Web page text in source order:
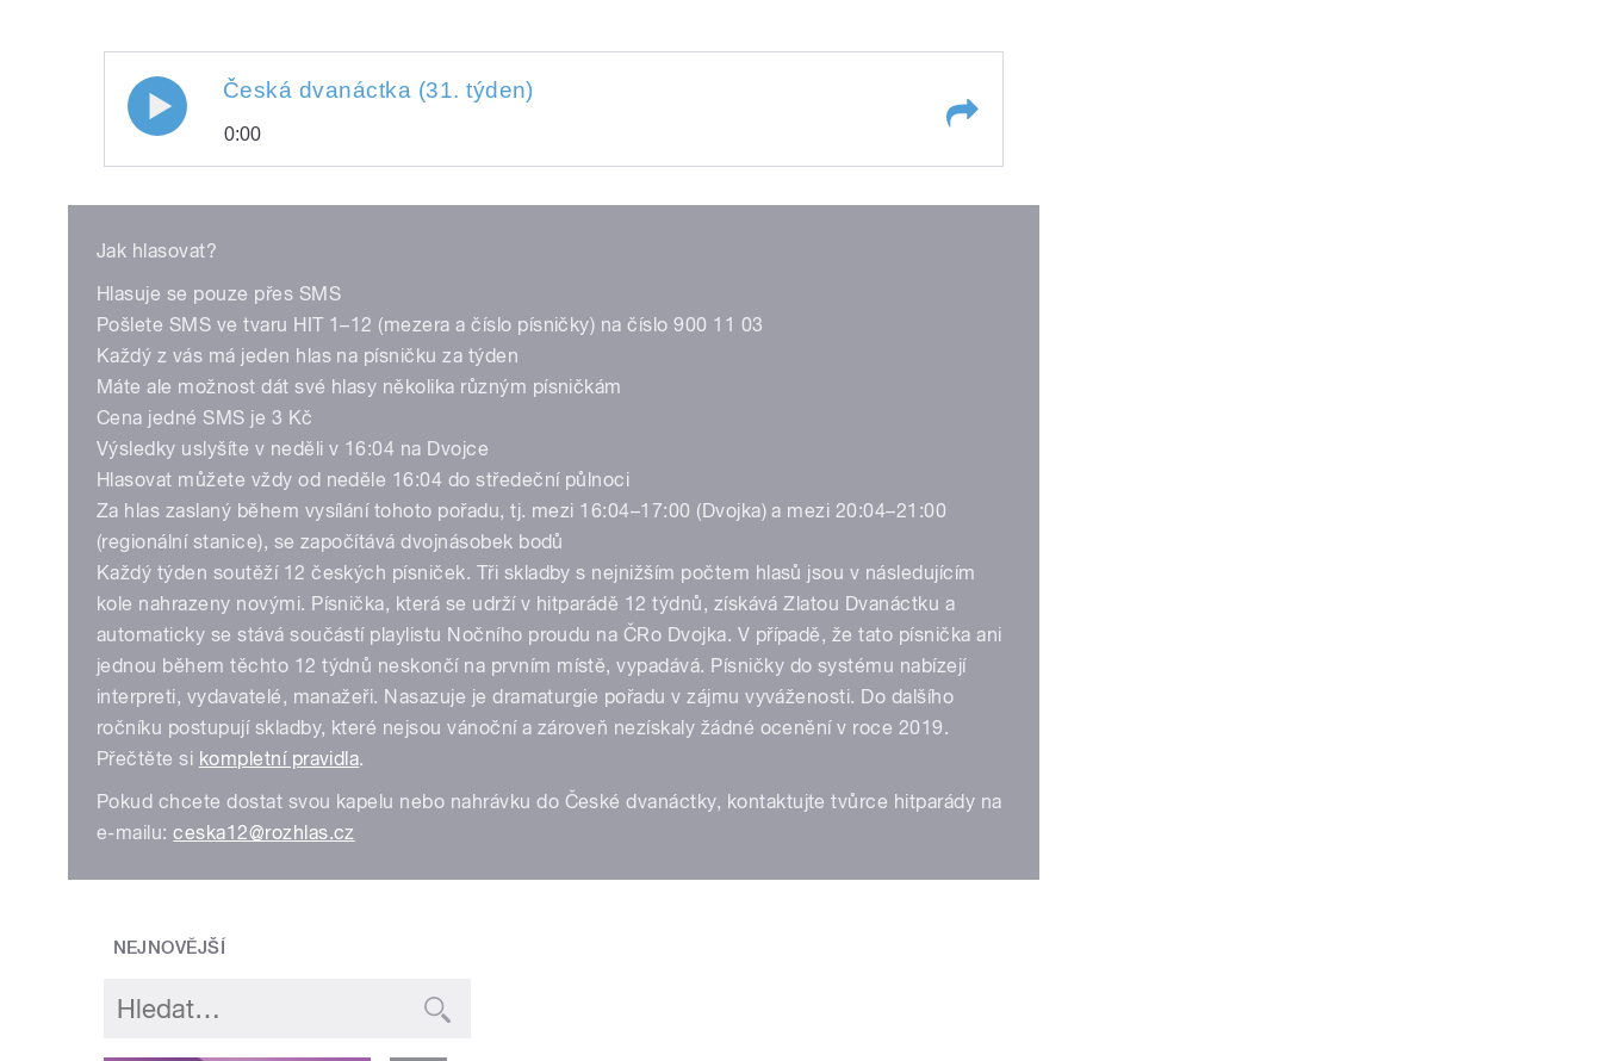
pause
Česká dvanáctka (31. týden)
0:00
Jak hlasovat?
Hlasuje se pouze přes SMS
Pošlete SMS ve tvaru HIT 1–12 (mezera a číslo písničky) na číslo 900 11 03
Každý z vás má jeden hlas na písničku za týden
Máte ale možnost dát své hlasy několika různým písničkám
Cena jedné SMS je 3 Kč
Výsledky uslyšíte v neděli v 16:04 na Dvojce
Hlasovat můžete vždy od neděle 16:04 do středeční půlnoci
Za hlas zaslaný během vysílání tohoto pořadu, tj. mezi 16:04–17:00 (Dvojka) a mezi 20:04–21:00
(regionální stanice), se započítává dvojnásobek bodů
Každý týden soutěží 12 českých písniček. Tři skladby s nejnižším počtem hlasů jsou v následujícím
kole nahrazeny novými. Písnička, která se udrží v hitparádě 12 týdnů, získává Zlatou Dvanáctku a
automaticky se stává součástí playlistu Nočního proudu na ČRo Dvojka. V případě, že tato písnička ani
jednou během těchto 12 týdnů neskončí na prvním místě, vypadává. Písničky do systému nabízejí
interpreti, vydavatelé, manažeři. Nasazuje je dramaturgie pořadu v zájmu vyváženosti. Do dalšího
ročníku postupují skladby, které nejsou vánoční a zároveň nezískaly žádné ocenění v roce 2019.
Přečtěte si kompletní pravidla.
Pokud chcete dostat svou kapelu nebo nahrávku do České dvanáctky, kontaktujte tvůrce hitparády na
e-mailu:ceska12@rozhlas.cz
NEJNOVĚJŠÍ